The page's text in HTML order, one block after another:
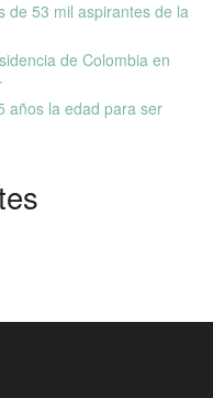
de 53 mil aspirantes de la
de Colombia en
años la edad para ser